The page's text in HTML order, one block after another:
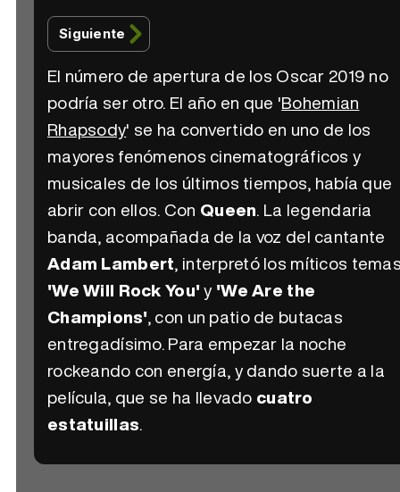
Siguiente
El número de apertura de los Oscar 2019 no
podría ser otro. El año en que 'Bohemian
Rhapsody' se ha convertido en uno de los
mayores fenómenos cinematográficos y
musicales de los últimos tiempos, había que
abrir con ellos. Con Queen. La legendaria
banda, acompañada de la voz del cantante
Adam Lambert, interpretó los míticos
'We Will Rock You'y 'We Are the
Champions', con un patio de butacas
entregadísimo. Para empezar la noche
rockeando con energía, y dando suerte a la
película, que se ha llevado cuatro
estatuillas.